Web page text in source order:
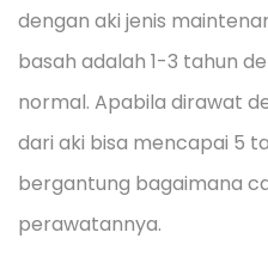
dengan aki jenis
basah adalah 1-3 tahun
normal. Apabila dirawat
dari aki bisa mencapai 5
bergantung bagaimana
perawatannya.